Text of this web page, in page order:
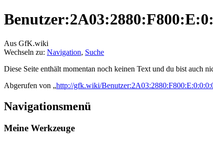
Aus GfK.wiki
Wechseln zu: Navigation, Suche
Diese Seite enthält momentan noch keinen Text und du bist auch
Abgerufen von „http://gfk.wiki/
Navigationsmenü
Meine Werkzeuge